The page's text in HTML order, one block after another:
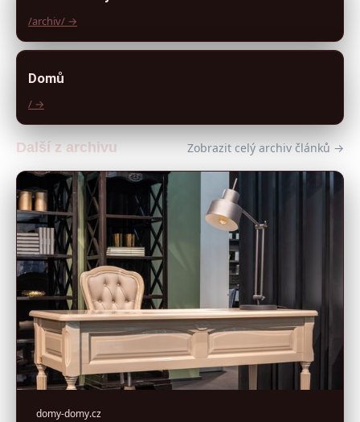
/archiv/ →
Domů
/ →
Další z archivu Zobrazit celý archiv článků →
domy-domy.cz